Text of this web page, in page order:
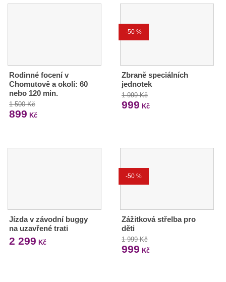
Rodinné focení v
Chomutově a okolí: 60
nebo 120 min.
1 500 Kč
899 Kč
-50 %
Zbraně speciálních
jednotek
1 999 Kč
999 Kč
Jízda v závodní buggy
na uzavřené trati
2 299 Kč
-50 %
Zážitková střelba pro
děti
1 999 Kč
999 Kč